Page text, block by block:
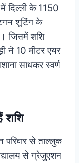
दिल्ली के 1150
शूटिंग के
जिसमें शशि
ने 10 मीटर एयर
साधकर स्वर्ण
शशि
परिवार से ताल्लुक
से ग्रेजुएशन